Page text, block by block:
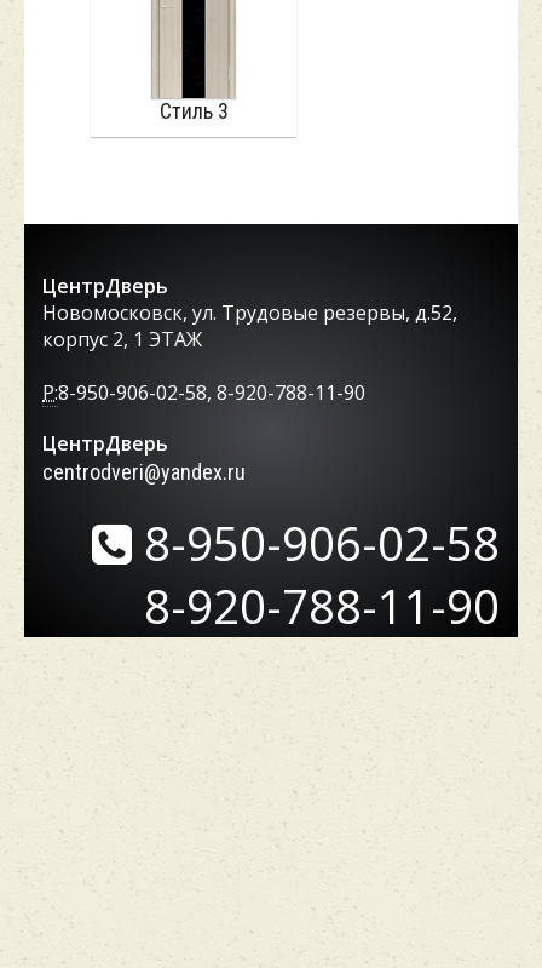
Стиль 3
ЦентрДверь
Новомосковск, ул. Трудовые резервы, д.52,
корпус 2, 1 ЭТАЖ
P:8-950-906-02-58, 8-920-788-11-90
ЦентрДверь
centrodveri@yandex.ru
8-950-906-02-58
8-920-788-11-90